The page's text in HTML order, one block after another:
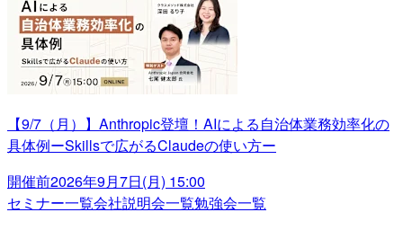
【9/7（月）】Anthropic登壇！AIによる自治体業務効率化の
具体例ーSkillsで広がるClaudeの使い方ー
開催前2026年9月7日(月) 15:00
セミナー一覧会社説明会一覧勉強会一覧